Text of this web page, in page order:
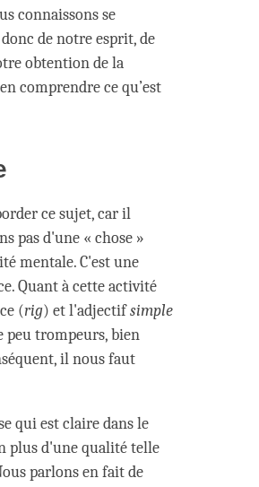
connaissons se
de notre esprit, de
obtention de la
comprendre ce qu’est
ce sujet, car il
pas d'une « chose »
mentale. C'est une
Quant à cette activité
(rig) et l'adjectifsimple
peu trompeurs, bien
il nous faut
qui est claire dans le
plus d'une qualité telle
parlons en fait de